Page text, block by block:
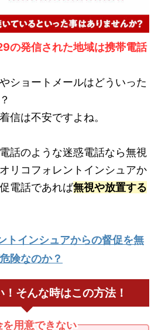
発信された地域は携帯電話
ショートメールはどういった
信は不安ですよね。
話のような迷惑電話なら無視
リコフォレントインシュアか
電話であれば無視や放置する
トインシュアからの督促を無
険なのか？
そんな時はこの方法！
用意できない